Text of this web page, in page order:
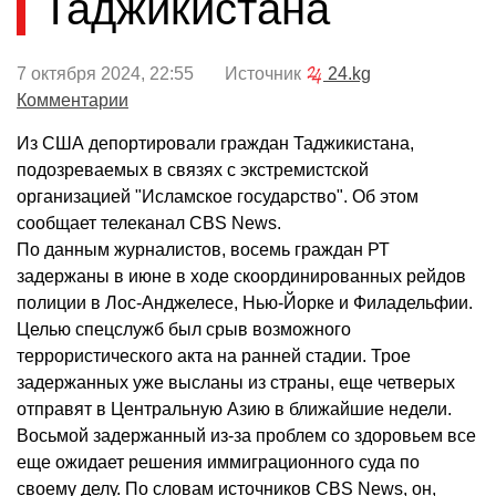
7 октября 2024, 22:55 Источник
24.kg
Комментарии
Из США депортировали граждан Таджикистана,
подозреваемых в связях с экстремистской
организацией "Исламское государство". Об этом
сообщает телеканал CBS News.
По данным журналистов, восемь граждан РТ
задержаны в июне в ходе скоординированных рейдов
полиции в Лос-Анджелесе, Нью-Йорке и Филадельфии.
Целью спецслужб был срыв возможного
террористического акта на ранней стадии. Трое
задержанных уже высланы из страны, еще четверых
отправят в Центральную Азию в ближайшие недели.
Восьмой задержанный из-за проблем со здоровьем все
еще ожидает решения иммиграционного суда по
своему делу. По словам источников CBS News, он,